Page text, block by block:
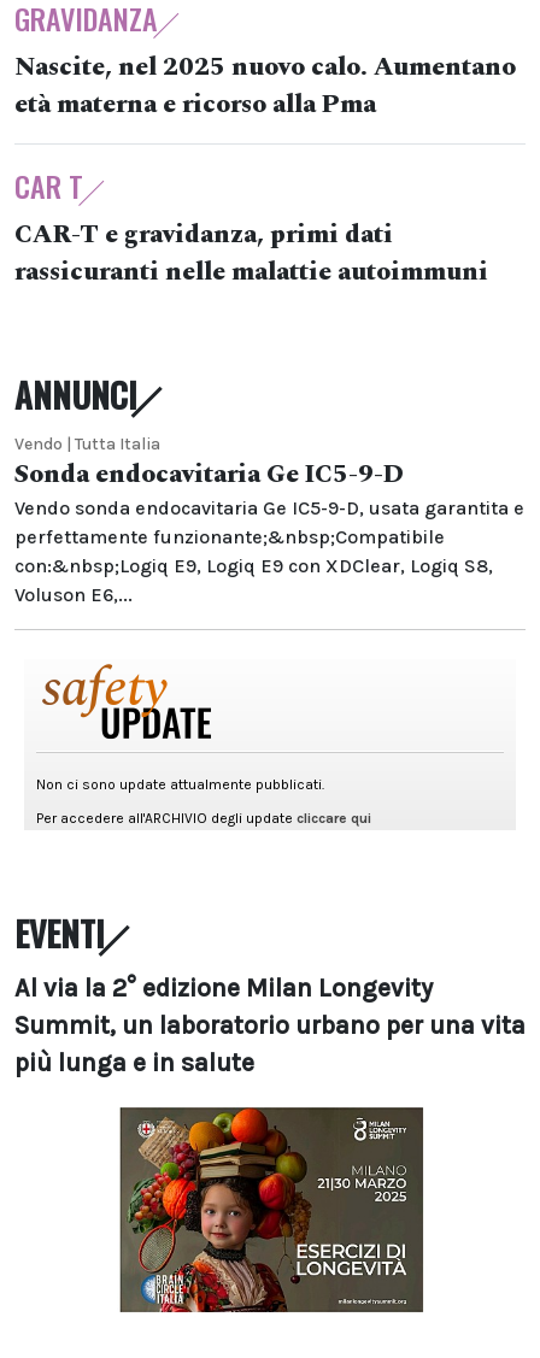
GRAVIDANZA
Nascite, nel 2025 nuovo calo. Aumentano
età materna e ricorso alla Pma
CAR T
CAR-T e gravidanza, primi dati
rassicuranti nelle malattie autoimmuni
ANNUNCI
Vendo | Tutta Italia
Sonda endocavitaria Ge IC5-9-D
Vendo sonda endocavitaria Ge IC5-9-D, usata garantita e
perfettamente funzionante;&nbsp;Compatibile
con:&nbsp;Logiq E9, Logiq E9 con XDClear, Logiq S8,
Voluson E6,...
EVENTI
Al via la 2° edizione Milan Longevity
Summit, un laboratorio urbano per una vita
più lunga e in salute